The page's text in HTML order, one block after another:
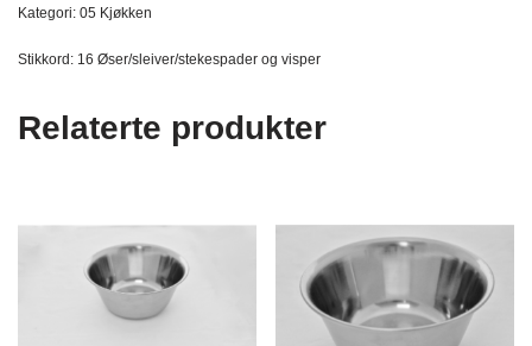
Kategori: 05 Kjøkken
Stikkord: 16 Øser/sleiver/stekespader og visper
Relaterte produkter